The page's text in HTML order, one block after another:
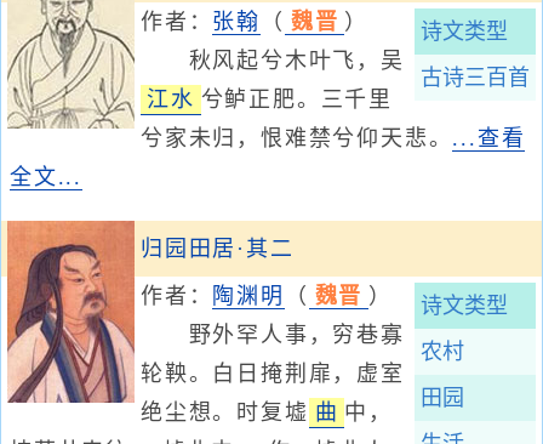
诗文类型
古诗三百首
作者： 张翰 （ 魏晋 ）
秋风起兮木叶飞，吴
江水 兮鲈正肥。三千里
兮家未归，恨难禁兮仰天悲。 ...查看
全文...
归园田居·其二
诗文类型
农村
田园
作者： 陶渊明 （ 魏晋 ）
野外罕人事，穷巷寡
轮鞅。白日掩荆扉，虚室
绝尘想。时复墟 曲 中，